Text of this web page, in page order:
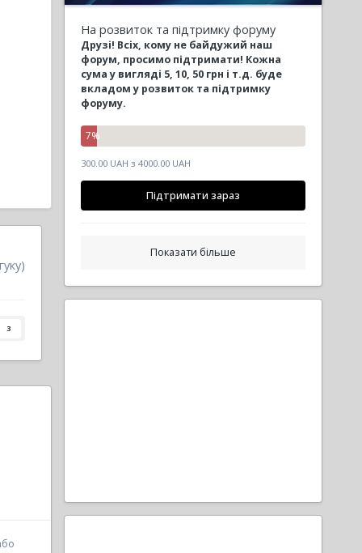
3
На розвиток та підтримку форуму
Друзі! Всіх, кому не байдужий наш
форум, просимо підтримати! Кожна
сума у вигляді 5, 10, 50 грн і т.д. буде
вкладом у розвиток та підтримку
форуму.
7%
300.00 UAH з 4000.00 UAH
Підтримати зараз
Показати більше